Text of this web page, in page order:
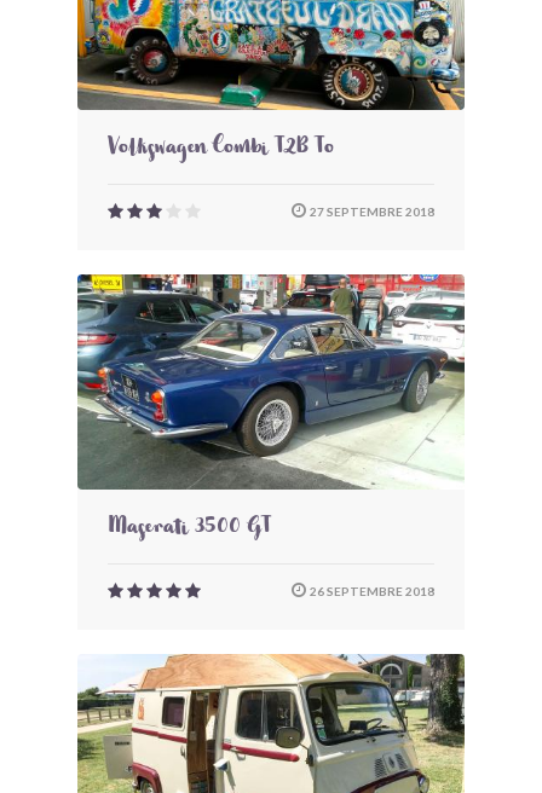
Volkswagen Combi T2B To
27 SEPTEMBRE 2018
Maserati 3500 GT
26 SEPTEMBRE 2018